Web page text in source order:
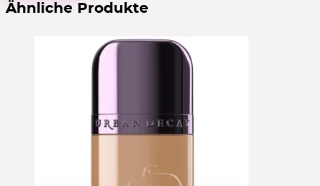
Ähnliche Produkte